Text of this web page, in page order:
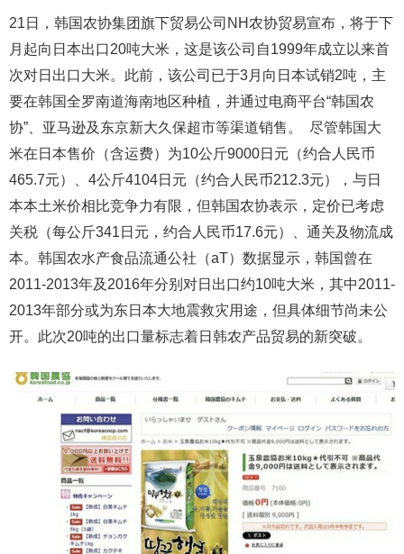
21日，韩国农协集团旗下贸易公司NH农协贸易宣布，将于下
月起向日本出口20吨大米，这是该公司自1999年成立以来首
次对日出口大米。此前，该公司已于3月向日本试销2吨，主
要在韩国全罗南道海南地区种植，并通过电商平台“韩国农
协”、亚马逊及东京新大久保超市等渠道销售。 尽管韩国大
米在日本售价（含运费）为10公斤9000日元（约合人民币
465.7元）、4公斤4104日元（约合人民币212.3元），与日
本本土米价相比竞争力有限，但韩国农协表示，定价已考虑
关税（每公斤341日元，约合人民币17.6元）、通关及物流成
本。韩国农水产食品流通公社（aT）数据显示，韩国曾在
2011-2013年及2016年分别对日出口约10吨大米，其中2011-
2013年部分或为东日本大地震救灾用途，但具体细节尚未公
开。此次20吨的出口量标志着日韩农产品贸易的新突破。